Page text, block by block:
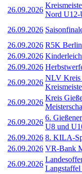
26.09.2026
Nord U12-
26.09.2026
26.09.2026 R5K Berlin
26.09.2026
26.09.2026
26.09.2026
NLV Kreis
26.09.2026
Kreis
26.09.2026
6.
U8 und
26.09.2026 8. KILA-
26.09.2026 VR-Bank
26.09.2026